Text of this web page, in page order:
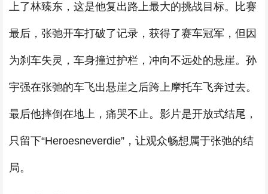
上了林臻东，这是他复出路上最大的挑战目标。比赛
最后，张弛开车打破了记录，获得了赛车冠军，但因
为刹车失灵，车身撞过护栏，冲向不远处的悬崖。孙
宇强在张弛的车飞出悬崖之后跨上摩托车飞奔过去。
最后他摔倒在地上，痛哭不止。影片是开放式结尾，
只留下“Heroesneverdie”，让观众畅想属于张弛的结
局。